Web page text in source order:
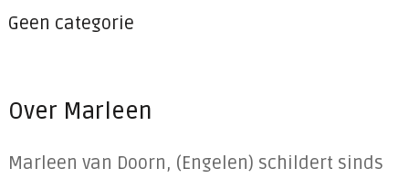
Geen categorie
Over Marleen
Marleen van Doorn, (Engelen) schildert sinds